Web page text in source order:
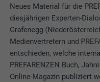
Neues Material für die
diesjährigen Experten-
Grafenegg
Medienvertretern und
entschieden, welche
PREFARENZEN Buch,
Online-Magazin publiziert